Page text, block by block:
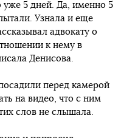
5 дней. Да, именно 5
Узнала и еще
адвокату о
к нему в
Денисова.
перед камерой
на видео, что с ним
слов не слышала.